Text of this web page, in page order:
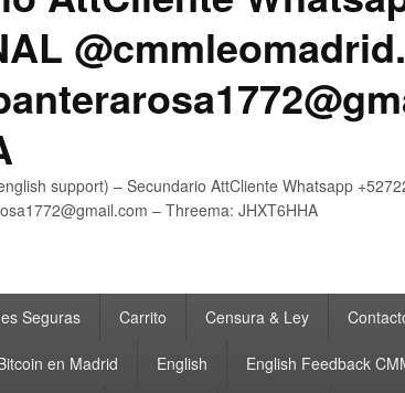
support) – Secundario AttCliente Whatsapp
– Threema: JHXT6HHA
Seguras Carrito Censura & Ley
en Madrid English English Feedback